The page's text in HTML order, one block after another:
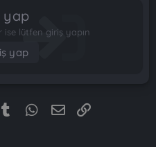
yap
ise lütfen giriş yapın
yap
Tumblr WhatsApp
E-posta